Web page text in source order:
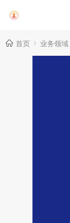
首页 业务领域